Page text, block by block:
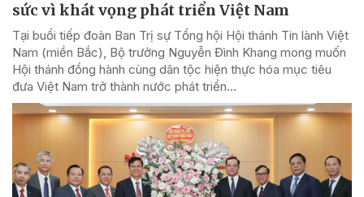
sức vì khát vọng phát triển Việt Nam
Tại buổi tiếp đoàn Ban Trị sự Tổng hội Hội thánh Tin lành Việt
Nam (miền Bắc), Bộ trưởng Nguyễn Đình Khang mong muốn
Hội thánh đồng hành cùng dân tộc hiện thực hóa mục tiêu
đưa Việt Nam trở thành nước phát triển...